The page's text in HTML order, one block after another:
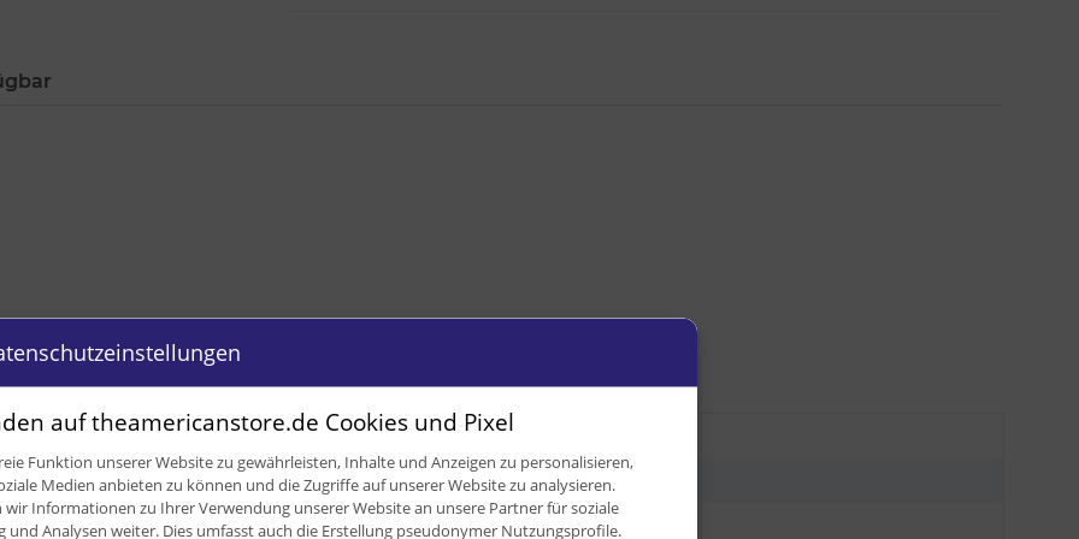
0,50 kg
0,38 kg
375,00 g
auf theamericanstore.de Cookies und Pixel
Funktion unserer Website zu gewährleisten, Inhalte und Anzeigen zu personalisieren,
Medien anbieten zu können und die Zugriffe auf unserer Website zu analysieren.
wir Informationen zu Ihrer Verwendung unserer Website an unsere Partner für soziale
und Analysen weiter. Dies umfasst auch die Erstellung pseudonymer Nutzungsprofile.